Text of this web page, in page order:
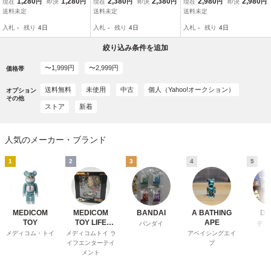
レクション…3種 (ヤッコ
ジントーフ弟) フィギュア
現在 円 即決
円
送料未定
入札 - 残り 4日
コット おとうふ組…ノー
スコ/ムスメ)フィギュア D
EVILROBOTS
現在 円 即決
円
送料未定
入札 - 残り 4日
コット おとうふ組…S含
SCOT/ムスコ/ムスメ)フィ
現在 円 即決
円
送料未定
入札 - 残り 4日
絞り込み条件を追加
価格帯 〜1,999円 〜2,999円
オプション
その他
送料無料 未使用 中古 個人（Yahoo!オークション）
ストア 新着
人気のメーカー・ブランド
1
MEDICOM
TOY
メディコム・トイ
2
MEDICOM
TOY LIFE
ENTERTAINM
ENT
メディコムトイ ラ
イフエンターテイ
メント
3
BANDAI
バンダイ
4
A BATHING
APE
アベイシングエイ
プ
5
ディ